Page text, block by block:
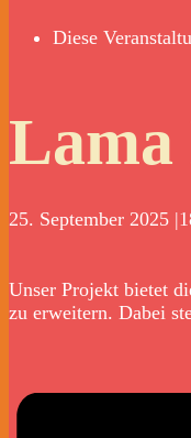
Diese
Lama
25. September 2025
Unser Projekt bietet
zu erweitern. Dabei